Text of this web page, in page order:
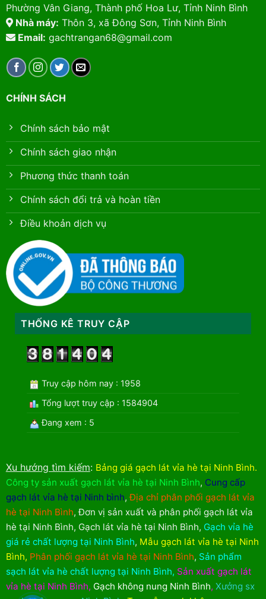
Phường Vân Giang, Thành phố Hoa Lư, Tỉnh Ninh Bình
Nhà máy: Thôn 3, xã Đông Sơn, Tỉnh Ninh Bình
Email: gachtrangan68@gmail.com
CHÍNH SÁCH
Chính sách bảo mật
Chính sách giao nhận
Phương thức thanh toán
Chính sách đổi trả và hoàn tiền
Điều khoản dịch vụ
THỐNG KÊ TRUY CẬP
Truy cập hôm nay : 1958
Tổng lượt truy cập : 1584904
Đang xem : 5
Xu hướng tìm kiếm: Bảng giá gạch lát vỉa hè tại Ninh Bình.
Công ty sản xuất gạch lát vỉa hè tại Ninh Bình, Cung cấp
gạch lát vỉa hè tại Ninh bình,Địa chỉ phân phối gạch lát vỉa
hè tại Ninh Bình,Đơn vị sản xuất và phân phối gạch lát vỉa
hè tại Ninh Bình, Gạch lát vỉa hè tại Ninh Bình, Gạch vỉa hè
giá rẻ chất lượng tại Ninh Bình, Mẫu gạch lát vỉa hè tại Ninh
Bình, Phân phối gạch lát vỉa hè tại Ninh Bình, Sản phẩm
sạch lát vỉa hè chất lượng tại Ninh Bình, Sản xuất gạch lát
vỉa hè tại Ninh Bình, Gạch không nung Ninh Bình, Xưởng sx